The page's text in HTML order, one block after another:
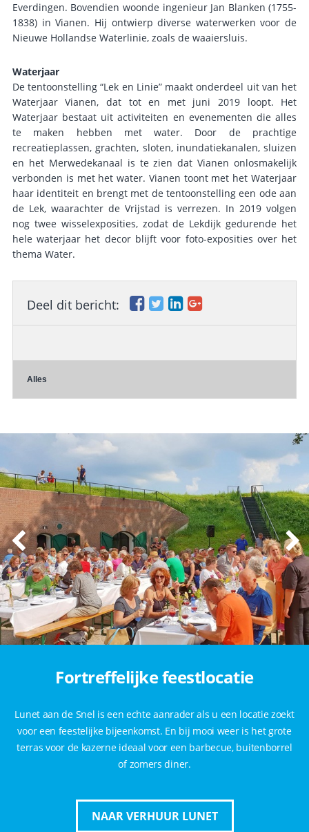
Everdingen. Bovendien woonde ingenieur Jan Blanken (1755-
1838) in Vianen. Hij ontwierp diverse waterwerken voor de
Nieuwe Hollandse Waterlinie, zoals de waaiersluis.
Waterjaar
De tentoonstelling “Lek en Linie” maakt onderdeel uit van het
Waterjaar Vianen, dat tot en met juni 2019 loopt. Het
Waterjaar bestaat uit activiteiten en evenementen die alles
te maken hebben met water. Door de prachtige
recreatieplassen, grachten, sloten, inundatiekanalen, sluizen
en het Merwedekanaal is te zien dat Vianen onlosmakelijk
verbonden is met het water. Vianen toont met het Waterjaar
haar identiteit en brengt met de tentoonstelling een ode aan
de Lek, waarachter de Vrijstad is verrezen. In 2019 volgen
nog twee wisselexposities, zodat de Lekdijk gedurende het
hele waterjaar het decor blijft voor foto-exposities over het
thema Water.
Deel dit bericht:
Alles
Fortreffelijke feestlocatie
Lunet aan de Snel is een echte aanrader als u een locatie zoekt
voor een feestelijke bijeenkomst. En bij mooi weer is het grote
terras voor de kazerne ideaal voor een barbecue, buitenborrel
of zomers diner.
NAAR VERHUUR LUNET